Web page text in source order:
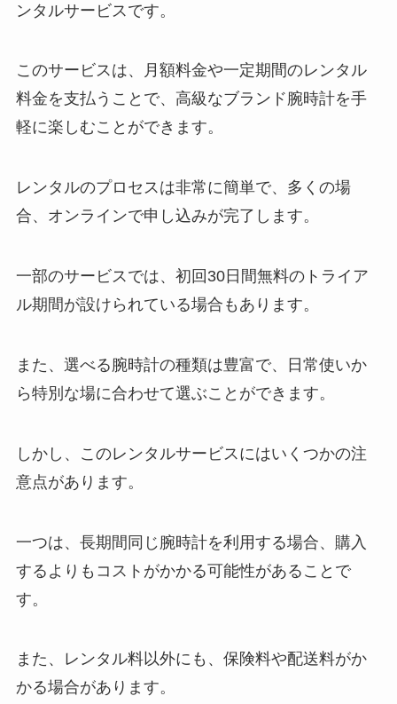
ンタルサービスです。
このサービスは、月額料金や一定期間のレンタル
料金を支払うことで、高級なブランド腕時計を手
軽に楽しむことができます。
レンタルのプロセスは非常に簡単で、多くの場
合、オンラインで申し込みが完了します。
一部のサービスでは、初回30日間無料のトライア
ル期間が設けられている場合もあります。
また、選べる腕時計の種類は豊富で、日常使いか
ら特別な場に合わせて選ぶことができます。
しかし、このレンタルサービスにはいくつかの注
意点があります。
一つは、長期間同じ腕時計を利用する場合、購入
するよりもコストがかかる可能性があることで
す。
また、レンタル料以外にも、保険料や配送料がか
かる場合があります。